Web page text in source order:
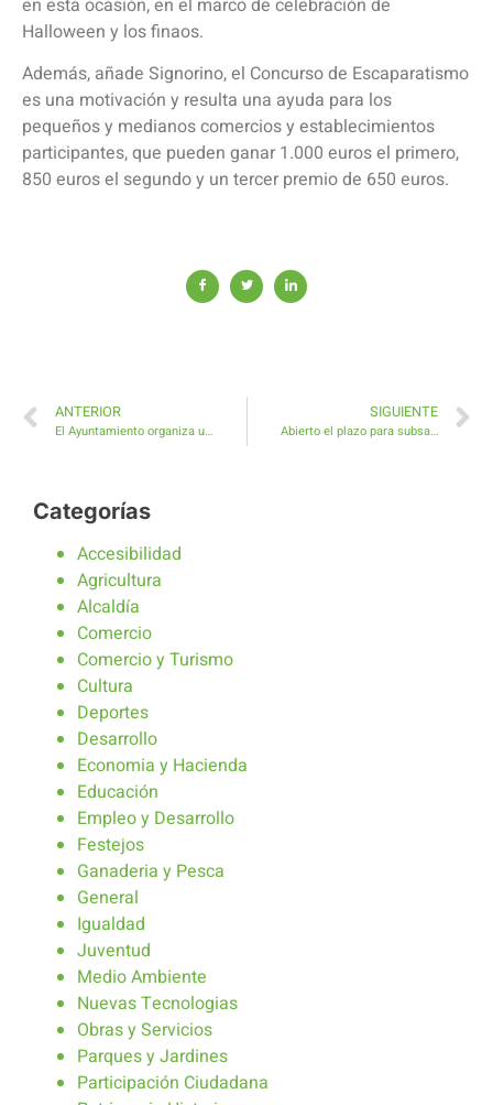
Halloween y los finaos.
Además, añade Signorino, el Concurso de Escaparatismo
es una motivación y resulta una ayuda para los
pequeños y medianos comercios y establecimientos
participantes, que pueden ganar 1.000 euros el primero,
850 euros el segundo y un tercer premio de 650 euros.
ANTERIOR
El Ayuntamiento organiza una reunión entre la empresa instaladora y los representantes de la plataforma vecinal
SIGUIENTE
Abierto el plazo para subsanar documentación requerida a los solicitantes de Subvención en materia de Educación
Categorías
Accesibilidad
Agricultura
Alcaldía
Comercio
Comercio y Turismo
Cultura
Deportes
Desarrollo
Economia y Hacienda
Educación
Empleo y Desarrollo
Festejos
Ganaderia y Pesca
General
Igualdad
Juventud
Medio Ambiente
Nuevas Tecnologias
Obras y Servicios
Parques y Jardines
Participación Ciudadana